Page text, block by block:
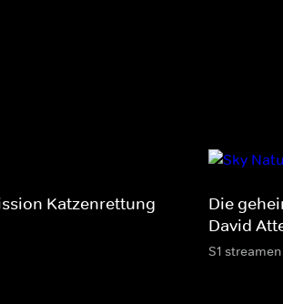
Katzenrettung
Die
David
S1 streamen